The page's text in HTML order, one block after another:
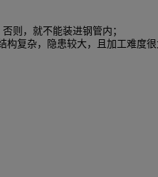
则，就不能装进钢管内；
复杂，隐患较大，且加工难度